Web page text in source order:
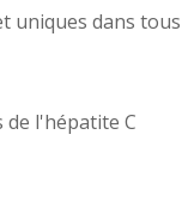
uniques dans tous
de l'hépatite C